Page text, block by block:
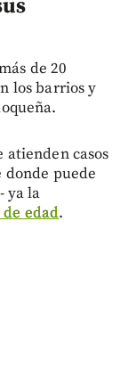
de 20
los barrios y
atienden casos
donde puede
ya la
edad.